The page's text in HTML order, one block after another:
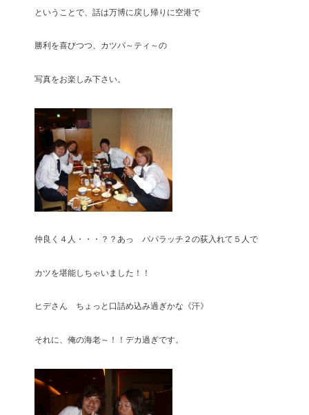
ということで、話は万博に戻し帰りに空港で
勝利を喜びつつ、カツパ～ティ～の
写真をお楽しみ下さい。
仲良く４人・・・？？あっ パパラッチ２の荻入れて５人で
カツを堪能しちゃいました！！
ヒデさん ちょっと口詰め込み過ぎかな《汗》
それに、俺の海老～！！デカ過ぎです。